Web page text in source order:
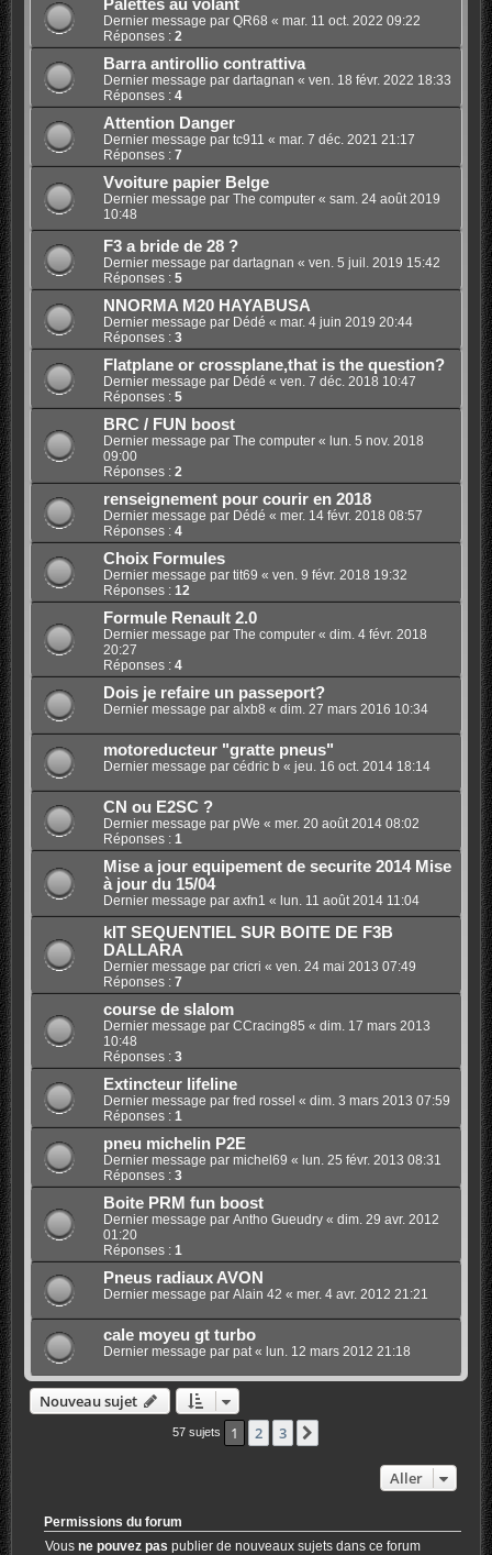
Palettes au volant
Dernier message par QR68 « mar. 11 oct. 2022 09:22
Réponses : 2
Barra antirollio contrattiva
Dernier message par dartagnan « ven. 18 févr. 2022 18:33
Réponses : 4
Attention Danger
Dernier message par tc911 « mar. 7 déc. 2021 21:17
Réponses : 7
Vvoiture papier Belge
Dernier message par The computer« sam. 24 août 2019
10:48
F3 a bride de 28 ?
Dernier message par dartagnan « ven. 5 juil. 2019 15:42
Réponses : 5
NNORMA M20 HAYABUSA
Dernier message par Dédé « mar. 4 juin 2019 20:44
Réponses : 3
Flatplane or crossplane,that is the question?
Dernier message par Dédé « ven. 7 déc. 2018 10:47
Réponses : 5
BRC / FUN boost
Dernier message par The computer« lun. 5 nov. 2018
09:00
Réponses : 2
renseignement pour courir en 2018
Dernier message par Dédé « mer. 14 févr. 2018 08:57
Réponses : 4
Choix Formules
Dernier message par tit69 « ven. 9 févr. 2018 19:32
Réponses : 12
Formule Renault 2.0
Dernier message par The computer« dim. 4 févr. 2018
20:27
Réponses : 4
Dois je refaire un passeport?
Dernier message par alxb8 « dim. 27 mars 2016 10:34
motoreducteur "gratte pneus"
Dernier message par cédric b « jeu. 16 oct. 2014 18:14
CN ou E2SC ?
Dernier message par pWe « mer. 20 août 2014 08:02
Réponses : 1
Mise a jour equipement de securite 2014 Mise
à jour du 15/04
Dernier message par axfn1 « lun. 11 août 2014 11:04
kIT SEQUENTIEL SUR BOITE DE F3B
DALLARA
Dernier message par cricri « ven. 24 mai 2013 07:49
Réponses : 7
course de slalom
Dernier message par CCracing85 « dim. 17 mars 2013
10:48
Réponses : 3
Extincteur lifeline
Dernier message par fred rossel « dim. 3 mars 2013 07:59
Réponses : 1
pneu michelin P2E
Dernier message par michel69 « lun. 25 févr. 2013 08:31
Réponses : 3
Boite PRM fun boost
Dernier message par Antho Gueudry« dim. 29 avr. 2012
01:20
Réponses : 1
Pneus radiaux AVON
Dernier message par Alain 42 « mer. 4 avr. 2012 21:21
cale moyeu gt turbo
Dernier message par pat« lun. 12 mars 2012 21:18
Nouveau sujet
57 sujets 1 2 3
Aller
Permissions du forum
Vousne pouvez pas publier de nouveaux sujets dans ce forum